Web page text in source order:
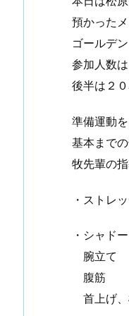
預かった
ゴールデ
参加人数
後半は２
準備運動
基本まで
牧先輩の
・ストレ
・シャド
腕立て
腹筋
首上げ